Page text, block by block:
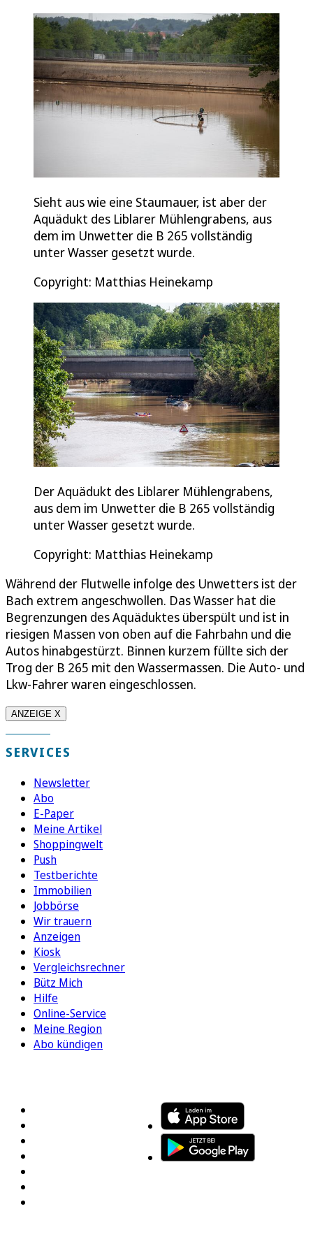
Sieht aus wie eine Staumauer, ist aber der
Aquädukt des Liblarer Mühlengrabens, aus
dem im Unwetter die B 265 vollständig
unter Wasser gesetzt wurde.
Copyright: Matthias Heinekamp
Der Aquädukt des Liblarer Mühlengrabens,
aus dem im Unwetter die B 265 vollständig
unter Wasser gesetzt wurde.
Copyright: Matthias Heinekamp
Während der Flutwelle infolge des Unwetters ist der
Bach extrem angeschwollen. Das Wasser hat die
Begrenzungen des Aquäduktes überspült und ist in
riesigen Massen von oben auf die Fahrbahn und die
Autos hinabgestürzt. Binnen kurzem füllte sich der
Trog der B 265 mit den Wassermassen. Die Auto- und
Lkw-Fahrer waren eingeschlossen.
ANZEIGE X
SERVICES
Newsletter
Abo
E-Paper
Meine Artikel
Shoppingwelt
Push
Testberichte
Immobilien
Jobbörse
Wir trauern
Anzeigen
Kiosk
Vergleichsrechner
Bütz Mich
Hilfe
Online-Service
Meine Region
Abo kündigen